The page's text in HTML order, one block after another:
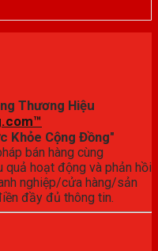
Thương Hiệu
Khỏe Cộng Đồng"
bán hàng cùng
quả hoạt động và phản hồi
nghiệp/cửa hàng/sản
đầy đủ thông tin.